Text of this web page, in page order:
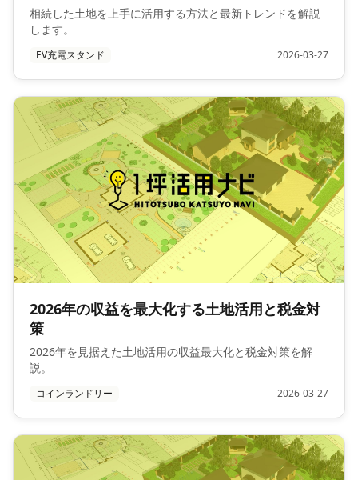
相続した土地を上手に活用する方法と最新トレンドを解説
します。
EV充電スタンド 2026-03-27
2026年の収益を最大化する土地活用と税金対
策
2026年を見据えた土地活用の収益最大化と税金対策を解
説。
コインランドリー 2026-03-27